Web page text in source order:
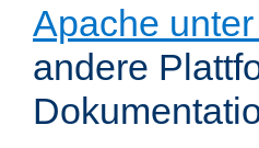
Apache
andere